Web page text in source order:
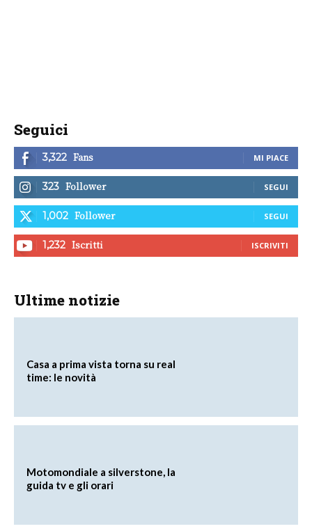
Seguici
3,322 Fans MI PIACE
323 Follower SEGUI
1,002 Follower SEGUI
1,232 Iscritti ISCRIVITI
Ultime notizie
Casa a prima vista torna su real
time: le novità
Motomondiale a silverstone, la
guida tv e gli orari